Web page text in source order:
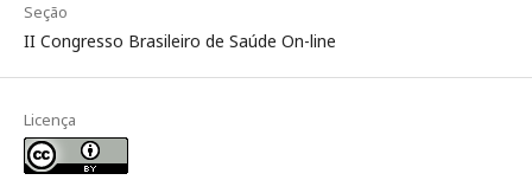
Seção
II Congresso Brasileiro de Saúde On-line
Licença